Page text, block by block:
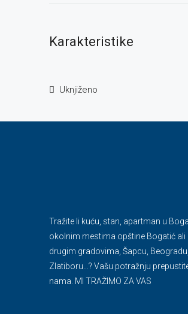
Karakteristike
Uknjiženo
Tražite li kuću, stan, apartman u
okolnim mestima opštine Bogatić ali
drugim gradovima, Šapcu, Beogradu,
Zlatiboru…? Vašu potražnju
nama. MI TRAŽIMO ZA VAS